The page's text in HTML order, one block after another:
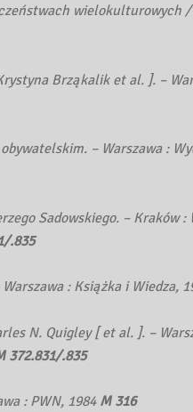
wielokulturowych
Brząkalik et al. ]. –
– Warszawa :
Sadowskiego. – Kraków :
.835
: Książka i Wiedza,
N. Quigley [ et al. ]. –
.835
: PWN, 1984 M 316